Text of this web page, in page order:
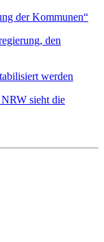
der Kommunen“
den
werden
sieht die